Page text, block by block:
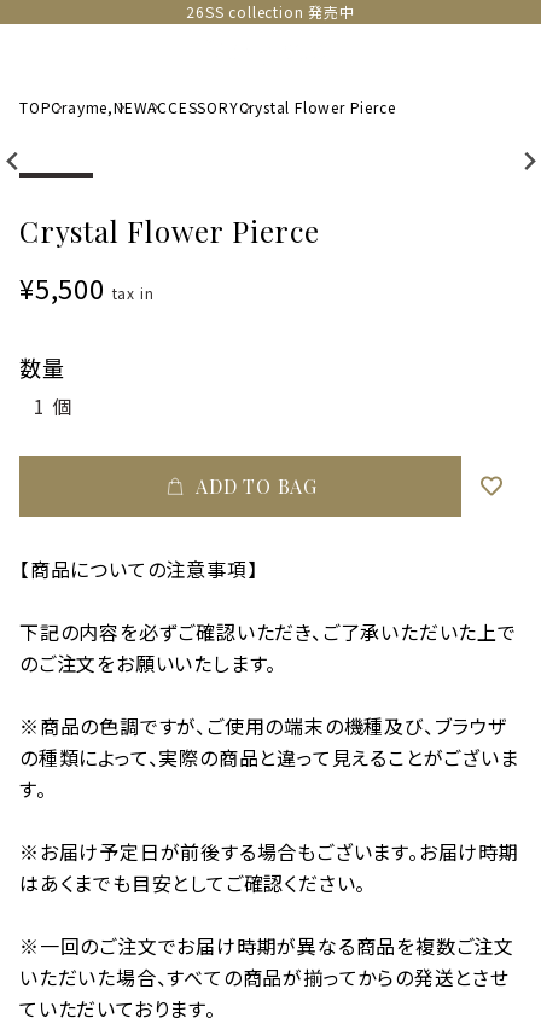
26SS collection 発売中
TOPCrayme,NEWACCESSORYCrystal Flower Pierce
Crystal Flower Pierce
¥5,500 tax in
数量
ADD TO BAG
【商品についての注意事項】
下記の内容を必ずご確認いただき、ご了承いただいた上で
のご注文をお願いいたします。
※商品の色調ですが、ご使用の端末の機種及び、ブラウザ
の種類によって、実際の商品と違って見えることがございま
す。
※お届け予定日が前後する場合もございます。お届け時期
はあくまでも目安としてご確認ください。
※一回のご注文でお届け時期が異なる商品を複数ご注文
いただいた場合、すべての商品が揃ってからの発送とさせ
ていただいております。